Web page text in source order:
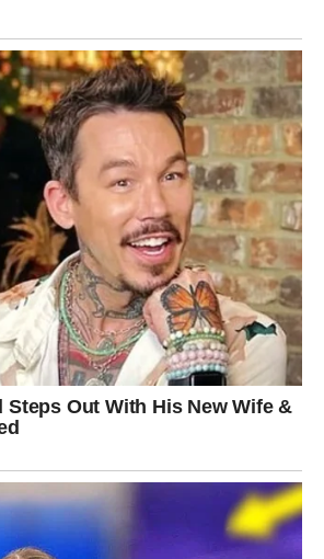
napunjene, čvrsto zatvorite poklopce i
Sljedeći korak je napunjene staklenke
na 100°C. Ostavite staklenke da
jedan sat kako bi se pekmez
vremena isključite pećnicu i ne vadite
ne ohlade, što je proces koji obično
da će se ovim postupkom dobiti pet
svaka staklenka ima volumen od 580
očuvanje vašeg džema, bitno ga
suhom mjestu zaštićenom od svjetlosti.
kartonske kutije s odjeljcima,
limenke za boce od pola litre koje
u 12 različitih odjeljaka.
osigurava da se džem može čuvati